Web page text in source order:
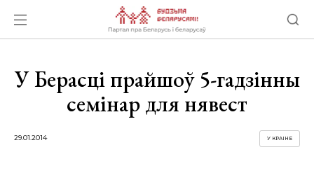
У Берасці прайшоў 5-гадзінны
семінар для нявест
29.01.2014 У КРАІНЕ